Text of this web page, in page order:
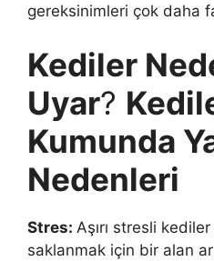
gereksinimleri çok daha
Kediler
Uyar?
Kumunda
Nedenleri
Stres: Aşırı stresli
saklanmak için bir alan